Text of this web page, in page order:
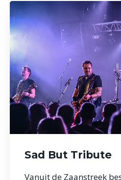
Sad But Tribute
Vanuit de Zaanstreek